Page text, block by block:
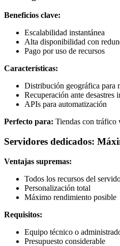
Beneficios clave:
Escalabilidad instantánea
Alta disponibilidad con
Pago por uso de recursos
Características:
Distribución geográfica para
Recuperación ante desastres
APIs para automatización
Perfecto para: Tiendas con tráfico
Servidores dedicados:
Ventajas supremas:
Todos los recursos del
Personalización total
Máximo rendimiento posible
Requisitos:
Equipo técnico o
Presupuesto considerable